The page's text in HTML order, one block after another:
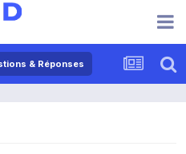
& Réponses